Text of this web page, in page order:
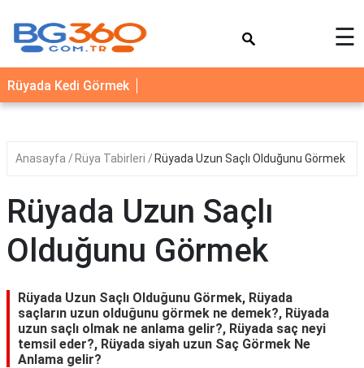
YEMEK
TARİFLERİ
SAĞLIK
İLETİŞİM
☰
Rüyada Kedi Görmek
Anasayfa Rüya Tabirleri Rüyada Uzun Saçlı Olduğunu Görmek
Rüyada Uzun Saçlı
Olduğunu Görmek
Rüyada Uzun Saçlı Olduğunu Görmek, Rüyada
saçların uzun olduğunu görmek ne demek?, Rüyada
uzun saçlı olmak ne anlama gelir?, Rüyada saç neyi
temsil eder?, Rüyada siyah uzun Saç Görmek Ne
Anlama gelir?